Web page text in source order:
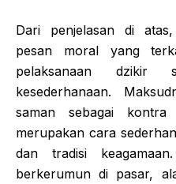
Dari penjelasan di
pesan moral yang
pelaksanaan dzikir
kesederhanaan.
saman sebagai
merupakan cara
dan tradisi
berkerumun di pasar,